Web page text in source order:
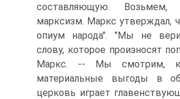
составляющую.
марксизм. Маркс утверждал,
опиум народа". "Мы не
слову, которое произносят
Маркс. -- Мы смотрим,
материальные выгоды в
церковь играет